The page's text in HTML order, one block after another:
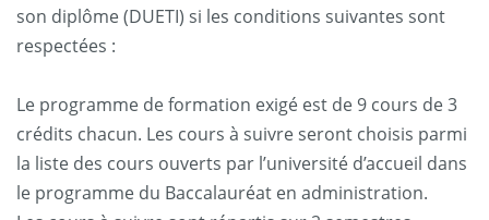
son diplôme (DUETI) si les conditions suivantes sont
respectées :
Le programme de formation exigé est de 9 cours de 3
crédits chacun. Les cours à suivre seront choisis parmi
la liste des cours ouverts par l’université d’accueil dans
le programme du Baccalauréat en administration.